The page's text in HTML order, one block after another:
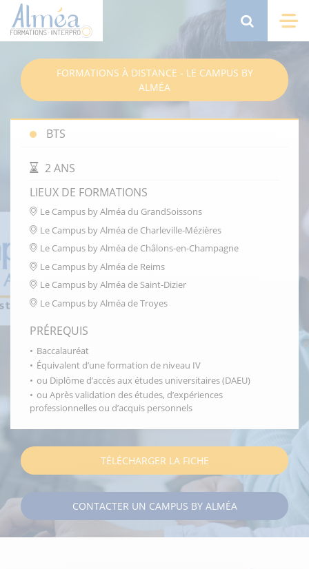
principal
Search
FORMATIONS À DISTANCE - LE CAMPUS BY
ALMÉA
BTS
DURÉE DE LA FORMATION
2 ANS
LIEUX DE FORMATIONS
Le Campus by Alméa du GrandSoissons
Le Campus by Alméa de Charleville-Mézières
Le Campus by Alméa de Châlons-en-Champagne
Le Campus by Alméa de Reims
Le Campus by Alméa de Saint-Dizier
Le Campus by Alméa de Troyes
PRÉREQUIS
Baccalauréat
Équivalent d’une formation de niveau IV
ou Diplôme d’accès aux études universitaires (DAEU)
ou Après validation des études, d’expériences
professionnelles ou d’acquis personnels
TÉLÉCHARGER LA FICHE
CONTACTER UN CAMPUS BY ALMÉA